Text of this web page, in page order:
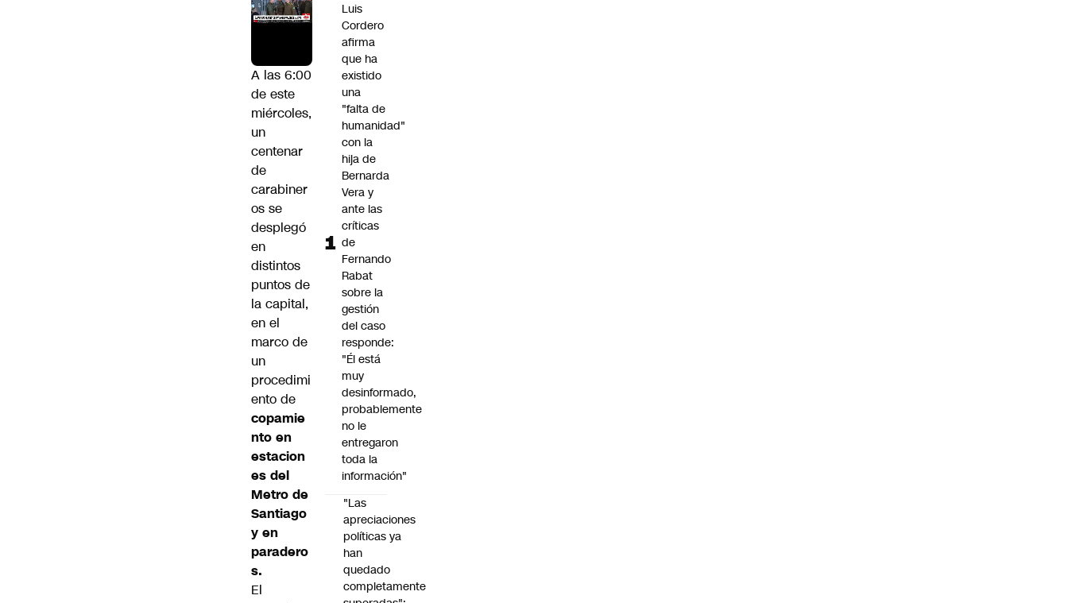
A las 6:00
de este
miércoles,
un
centenar
de
carabiner
os se
desplegó
en
distintos
puntos de
la capital,
en el
marco de
un
procedimi
ento de
copamie
nto en
estacion
es del
Metro de
Santiago
y en
paradero
s.
El
Luis
Cordero
afirma
que ha
existido
una
"falta de
humanidad"
con la
hija de
Bernarda
Vera y
ante las
críticas
de
Fernando
Rabat
sobre la
gestión
del caso
responde:
"Él está
muy
desinformado,
probablemente
no le
entregaron
toda la
información"
"Las
apreciaciones
políticas ya
han
quedado
completamente